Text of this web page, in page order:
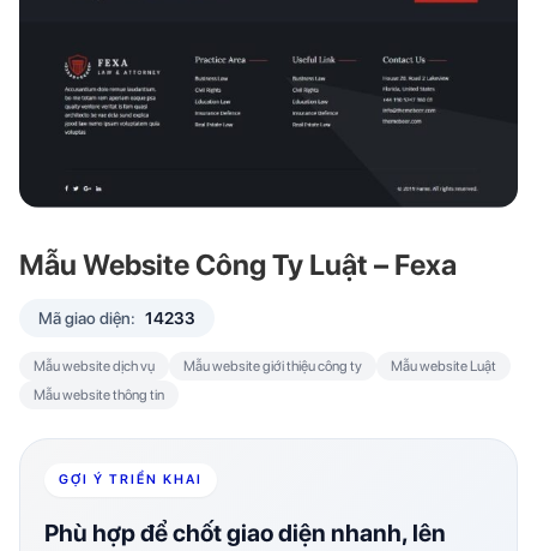
Mẫu Website Công Ty Luật – Fexa
Mã giao diện: 14233
Mẫu website dịch vụ Mẫu website giới thiệu công ty
Mẫu website Luật
Mẫu website thông tin
GỢI Ý TRIỂN KHAI
Phù hợp để chốt giao diện nhanh, lên